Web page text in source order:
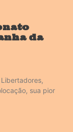
da
sua pior